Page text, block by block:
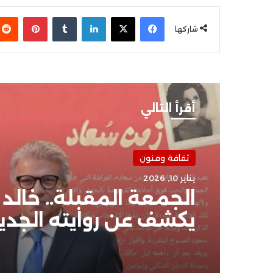
شاركها
فيسبوك
‫X لينكدإن
أقرأ التالي
ثقافة وفنون
يناير 10, 2026
الجمعة المقبلة..
يكشف عن روايته
«زمن سعاد»
ثقافة وفنون
يناير 9, 2026
أحمد زاهر يفتح